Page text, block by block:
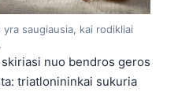
saugiausia, kai rodikliai
nuo bendros geros
triatlonininkai sukuria